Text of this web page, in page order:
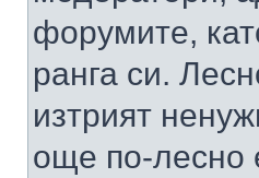
форумите,
ранга си.
изтрият
още по-лесно